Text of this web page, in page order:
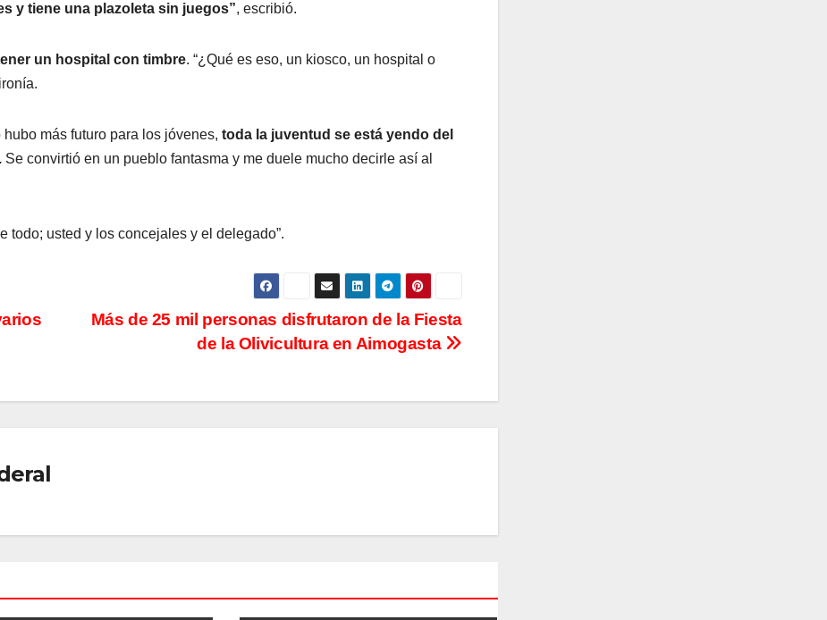
y tiene una plazoleta sin juegos”, escribió.
un hospital con timbre. “¿Qué es eso, un kiosco, un hospital o
más futuro para los jóvenes, toda la juventud se está yendo del
Se convirtió en un pueblo fantasma y me duele mucho decirle así al
todo; usted y los concejales y el delegado”.
Más de 25 mil personas disfrutaron de la Fiesta
de la Olivicultura en Aimogasta